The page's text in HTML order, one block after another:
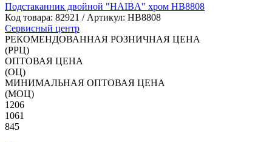
Подстаканник двойной "HAIBA" хром HB8808
Код товара: 82921 / Артикул: HB8808
Сервисный центр
РЕКОМЕНДОВАННАЯ РОЗНИЧНАЯ ЦЕНА
(РРЦ)
ОПТОВАЯ ЦЕНА
(ОЦ)
МИНИМАЛЬНАЯ ОПТОВАЯ ЦЕНА
(МОЦ)
1206
1061
845